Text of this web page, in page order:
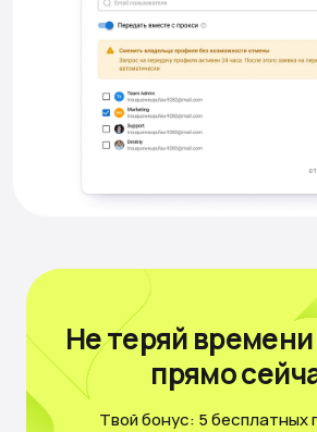
Не теряй времени
прямо
Твой бонус: 5 бесплатных